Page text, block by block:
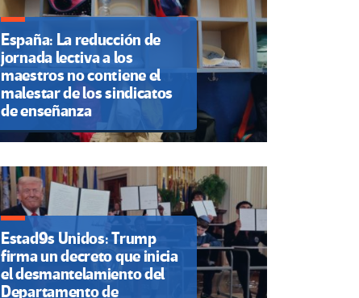
España: La reducción de
jornada lectiva a los
maestros no contiene el
malestar de los sindicatos
de enseñanza
Estad9s Unidos: Trump
firma un decreto que inicia
el desmantelamiento del
Departamento de